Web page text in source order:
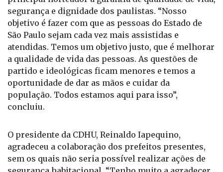
objetivo é fazer com que as pessoas do Estado de
São Paulo sejam cada vez mais assistidas e
atendidas. Temos um objetivo justo, que é melhorar
a qualidade de vida das pessoas. As questões de
partido e ideológicas ficam menores e temos a
oportunidade de dar as mãos e cuidar da
população. Todos estamos aqui para isso”,
concluiu.
agradeceu a colaboração dos prefeitos presentes,
sem os quais não seria possível realizar ações de
segurança habitacional. “Tenho muito a agradecer,
pois temos um esforço muito grande aqui: do